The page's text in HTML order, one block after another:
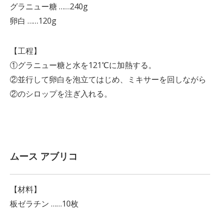
グラニュー糖 ……240g
卵白 ……120g
【工程】
①グラニュー糖と水を121℃に加熱する。
②並行して卵白を泡立てはじめ、ミキサーを回しながら
②のシロップを注ぎ入れる。
ムース アブリコ
【材料】
板ゼラチン ……10枚